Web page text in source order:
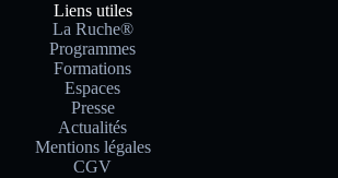
Liens utiles
La Ruche®
Programmes
Formations
Espaces
Presse
Actualités
Mentions légales
CGV